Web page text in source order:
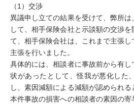
（1）交渉
異議申し立ての結果を受けて、弊所は
して、相手保険会社と示談額の交渉
て、相手保険会社は、これまで主張
主張を行いました。
具体的には、相談者に事故前から有
状があったとして、怪我が悪化した
し、素因減額による減額が認められる
本件事故の損害への相談者の素因の